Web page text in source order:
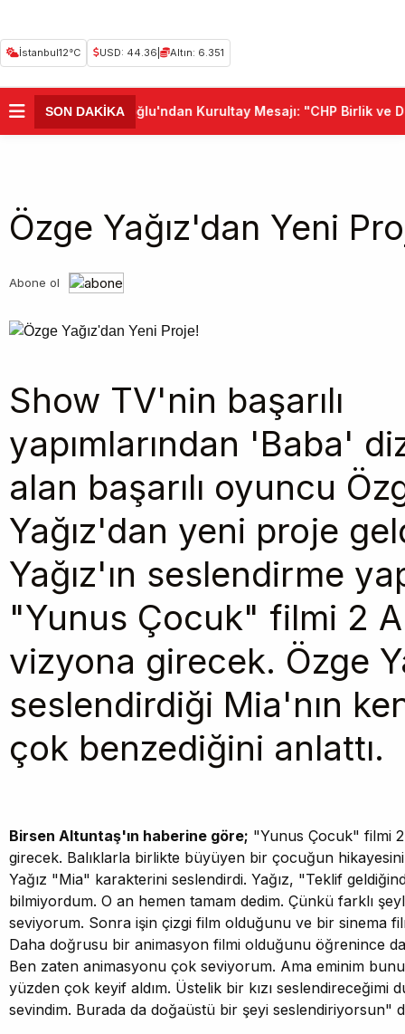
İstanbul12°C USD: 44.36 Altın: 6.351
SON DAKİKA
•Kemal Kılıçdaroğlu'ndan Kurultay Mesajı: "CHP Birlik ve
Özge Yağız'dan Yeni
Abone ol
Show TV'nin başarılı
yapımlarından 'Baba'
alan başarılı oyuncu
Yağız'dan yeni proje
Yağız'ın seslendirme
"Yunus Çocuk" filmi 2
vizyona girecek. Özge
seslendirdiği Mia'nın
çok benzediğini anlattı.
Birsen Altuntaş'ın haberine göre; "Yunus Çocuk" filmi
girecek. Balıklarla birlikte büyüyen bir çocuğun
Yağız "Mia" karakterini seslendirdi. Yağız, "Teklif
bilmiyordum. O an hemen tamam dedim. Çünkü farklı
seviyorum. Sonra işin çizgi film olduğunu ve bir sinema
Daha doğrusu bir animasyon filmi olduğunu öğrenince
Ben zaten animasyonu çok seviyorum. Ama eminim
yüzden çok keyif aldım. Üstelik bir kızı seslendireceğimi
sevindim. Burada da doğaüstü bir şeyi seslendiriyorsun"